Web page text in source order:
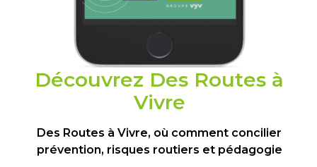
Découvrez Des Routes à
Vivre
Des Routes à Vivre, où comment concilier
prévention, risques routiers et pédagogie